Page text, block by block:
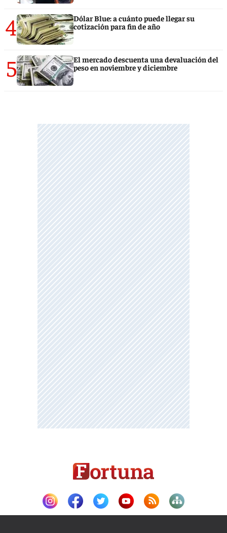
4
Dólar Blue: a cuánto puede llegar su
cotización para fin de año
5
El mercado descuenta una devaluación del
peso en noviembre y diciembre